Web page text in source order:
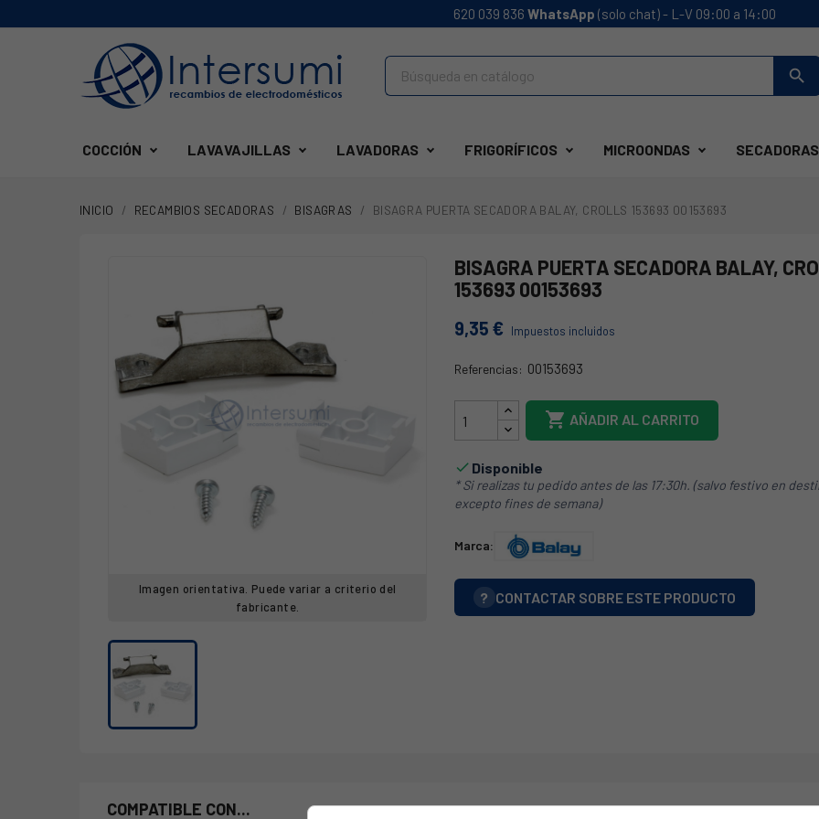
620 039 836 WhatsApp (solo chat) - L-V 09:00 a 14:00
search
COCCIÓN LAVAVAJILLAS LAVADORAS FRIGORÍFICOS MICROONDAS SECADORAS
INICIO RECAMBIOS SECADORAS BISAGRAS BISAGRA PUERTA SECADORA BALAY, CROLLS 153693 00153693
Imagen orientativa. Puede variar a criterio del
fabricante.
BISAGRA PUERTA SECADORA BALAY,
153693 00153693
9,35 € Impuestos incluidos
Referencias: 00153693
74BY0007.
 AÑADIR AL CARRITO
 Disponible
* Si realizas tu pedido antes de las 17:30h. (salvo festivo en
excepto fines de semana)
Marca:
? CONTACTAR SOBRE ESTE PRODUCTO
COMPATIBLE CON...